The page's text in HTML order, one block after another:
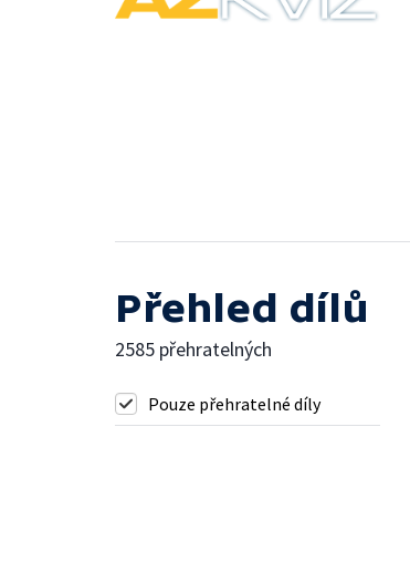
Přehled dílů
2585 přehratelných
Pouze přehratelné díly